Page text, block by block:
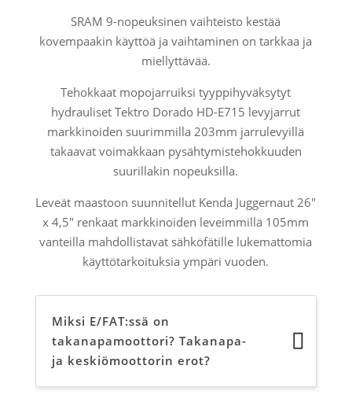
SRAM 9-nopeuksinen vaihteisto kestää
kovempaakin käyttöä ja vaihtaminen on tarkkaa ja
miellyttävää.
Tehokkaat mopojarruiksi tyyppihyväksytyt
hydrauliset Tektro Dorado HD-E715 levyjarrut
markkinoiden suurimmilla 203mm jarrulevyillä
takaavat voimakkaan pysähtymistehokkuuden
suurillakin nopeuksilla.
Leveät maastoon suunnitellut Kenda Juggernaut 26"
x 4,5" renkaat markkinoiden leveimmillä 105mm
vanteilla mahdollistavat sähköfätille lukemattomia
käyttötarkoituksia ympäri vuoden.
Miksi E/FAT:ssä on
takanapamoottori? Takanapa-
ja keskiömoottorin erot?